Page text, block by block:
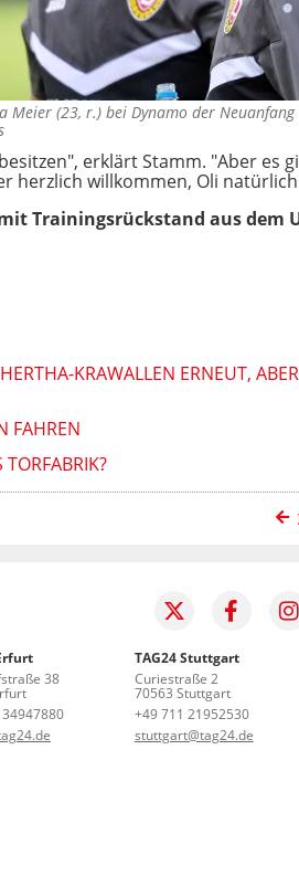
Meier (23, r.) bei Dynamo der
erklärt Stamm. "Aber es
herzlich willkommen, Oli
Trainingsrückstand aus dem
KRAWALLEN ERNEUT, ABER
FAHREN
38
TAG24 Stuttgart
Curiestraße 2
70563 Stuttgart
+49 711 21952530
stuttgart@tag24.de